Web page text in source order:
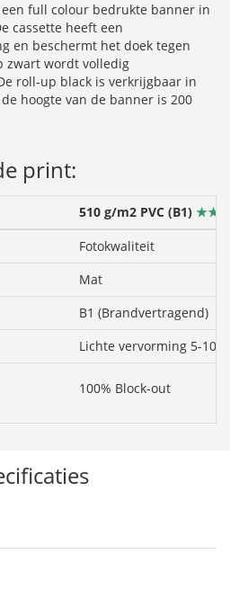
full colour bedrukte banner in
cassette heeft een
en beschermt het doek tegen
zwart wordt volledig
roll-up black is verkrijgbaar in
hoogte van de banner is 200
print:
510 g/m2 PVC (B1)
Fotokwaliteit
Mat
B1 (Brandvertragend)
Lichte vervorming 5-10%
100% Block-out